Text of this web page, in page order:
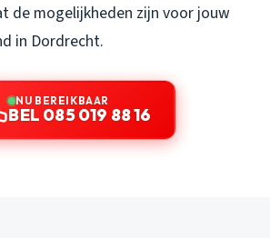
de mogelijkheden zijn voor jouw
in Dordrecht.
NU BEREIKBAAR
BEL 085 019 88 16